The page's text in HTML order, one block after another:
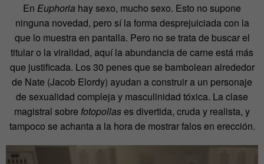
En Euphoria hay sexo, mucho sexo. Esto no supone
ninguna novedad, pero sí la forma desprejuiciada con la
que lo muestra en pantalla. Pero no se trata de buscar el
titular o la viralidad, aquí la abundancia de carne está más
que justificada. Los 30 penes que se bambolean alrededor
de Nate (Jacob Elordy) ayudan a construir a un personaje
de sexualidad compleja y masculinidad tóxica. La clase
magistral sobre fotopollases divertida, cruda y realista, y
tampoco se achanta a la hora de mostrar falos en erección.